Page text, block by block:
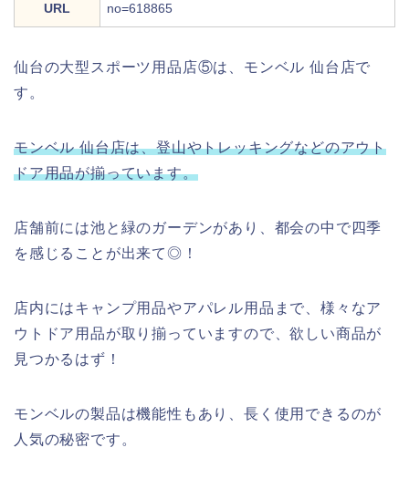
URL
no=618865
仙台の大型スポーツ用品店⑤は、モンベル 仙台店で
す。
モンベル 仙台店は、登山やトレッキングなどのアウト
ドア用品が揃っています。
店舗前には池と緑のガーデンがあり、都会の中で四季
を感じることが出来て◎！
店内にはキャンプ用品やアパレル用品まで、様々なア
ウトドア用品が取り揃っていますので、欲しい商品が
見つかるはず！
モンベルの製品は機能性もあり、長く使用できるのが
人気の秘密です。